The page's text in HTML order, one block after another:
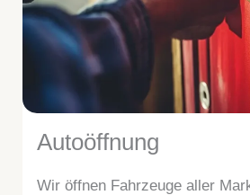
Autoöffnung
Wir öffnen Fahrzeuge aller